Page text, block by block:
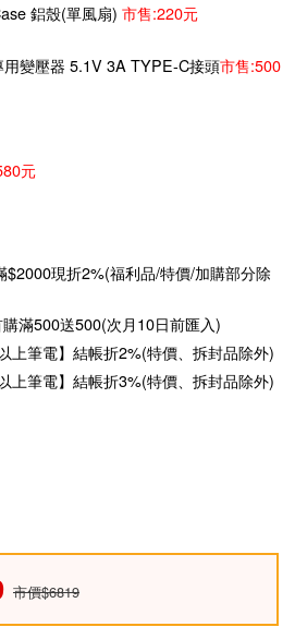
鋁殼(單風扇) 市售:220元
變壓器 5.1V 3A TYPE-C接頭市售:500
元
$2000現折2%(福利品/特價/加購部分除
購滿500送500(次月10日前匯入)
上筆電】結帳折2%(特價、拆封品除外)
上筆電】結帳折3%(特價、拆封品除外)
市價$6819